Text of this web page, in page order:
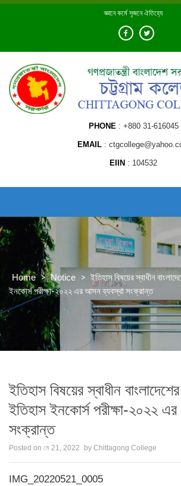
Skip
জ্ঞানে কর্মে সৃজনে ঐতিহ্যে
PHONE +880 31-616045
EMAIL
EIIN 104532
Home > Notice > ইতিহাস বিষয়ের স্বাধীন
ইনকোর্স পরীক্ষা-২০২২ এর আসন ব্যবস্থা সংক্রান্ত
ইতিহাস বিষয়ের স্বাধীন
ইতিহাস ইনকোর্স পরীক্ষা-২০২২
সংক্রান্ত
Posted on মে 21, 2022 by Chittagong College
IMG_20220521_0005